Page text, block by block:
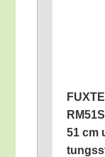
51 cm